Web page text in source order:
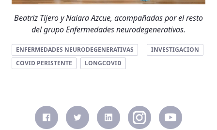
Beatriz Tijero y Naiara Azcue, acompañadas por el resto
del grupo Enfermedades neurodegenerativas.
ENFERMEDADES NEURODEGENERATIVAS
INVESTIGACION
COVID PERISTENTE
LONGCOVID